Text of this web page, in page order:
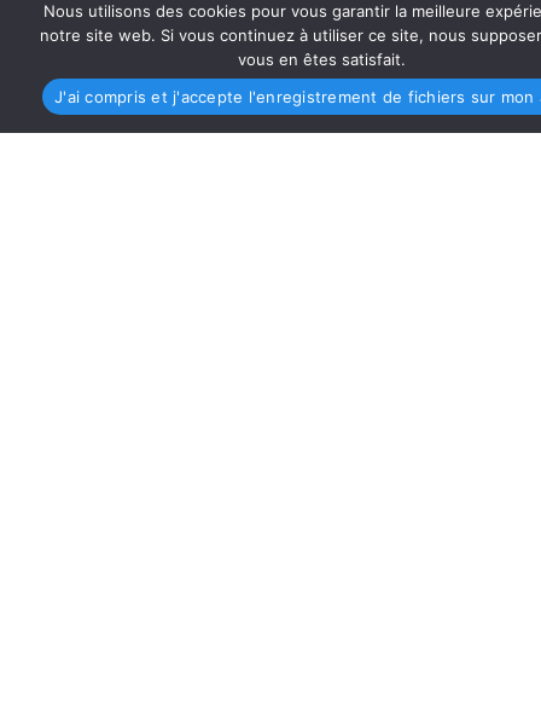
Nous utilisons des cookies pour vous garantir la meilleure
notre site web. Si vous continuez à utiliser ce site, nous
vous en êtes satisfait.
J'ai compris et j'accepte l'enregistrement de fichiers sur mon